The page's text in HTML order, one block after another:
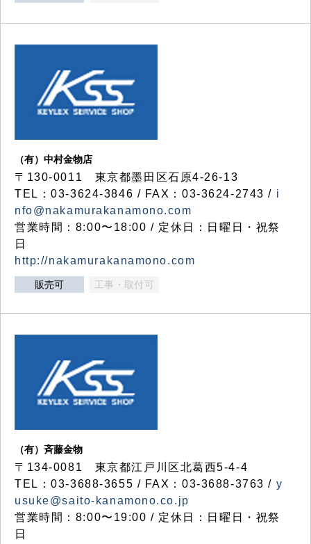
（有）中村金物店
〒130-0011 東京都墨田区石原4-26-13
TEL：03-3624-3846 / FAX：03-3624-2743 / i
nfo@nakamurakanamono.com
営業時間：8:00〜18:00 / 定休日：日曜日・祝祭
日
http://nakamurakanamono.com
販売可 工事・取付可
（有）斉藤金物
〒134-0081 東京都江戸川区北葛西5-4-4
TEL：03-3688-3655 / FAX：03-3688-3763 / y
usuke@saito-kanamono.co.jp
営業時間：8:00〜19:00 / 定休日：日曜日・祝祭
日